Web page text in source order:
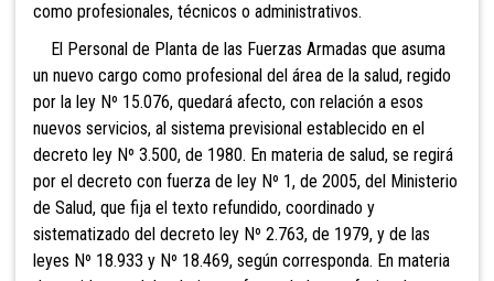
como profesionales, técnicos o administrativos.
El Personal de Planta de las Fuerzas Armadas que asuma
un nuevo cargo como profesional del área de la salud, regido
por la ley Nº 15.076, quedará afecto, con relación a esos
nuevos servicios, al sistema previsional establecido en el
decreto ley Nº 3.500, de 1980. En materia de salud, se regirá
por el decreto con fuerza de ley Nº 1, de 2005, del Ministerio
de Salud, que fija el texto refundido, coordinado y
sistematizado del decreto ley Nº 2.763, de 1979, y de las
leyes Nº 18.933 y Nº 18.469, según corresponda. En materia